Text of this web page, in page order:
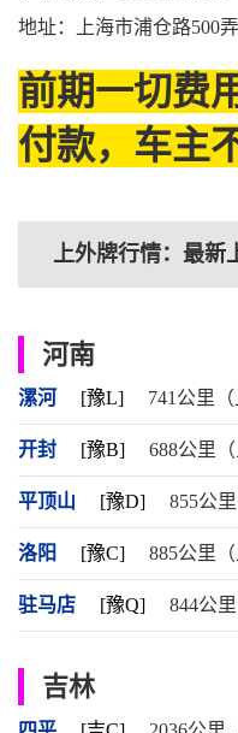
地址：上海市浦仓路500
前期一切费
付款，车主
上外牌行情：最新
河南
漯河 [豫L] 741公里（
开封 [豫B] 688公里（
平顶山 [豫D] 855公
洛阳 [豫C] 885公里（
驻马店 [豫Q] 844公
吉林